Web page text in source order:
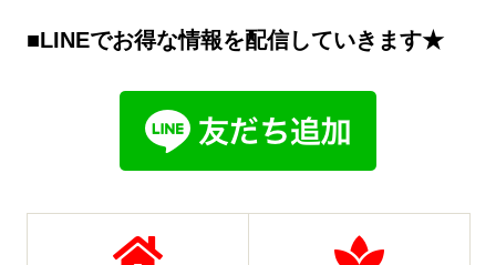
■LINEでお得な情報を配信していきます★